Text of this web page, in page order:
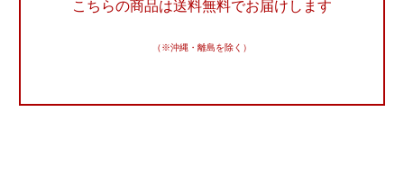
こちらの商品は送料無料でお届けします
（※沖縄・離島を除く）